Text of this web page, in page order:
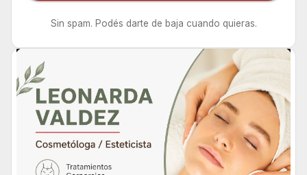
Sin spam. Podés darte de baja cuando quieras.